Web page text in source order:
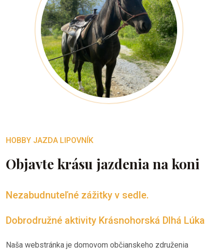
HOBBY JAZDA LIPOVNÍK
Objavte krásu jazdenia na koni
Nezabudnuteľné zážitky v sedle.
Dobrodružné aktivity Krásnohorská Dlhá Lúka
Naša webstránka je domovom občianskeho združenia